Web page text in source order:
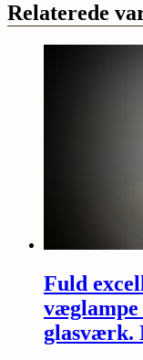
Relaterede
Fuld
væglampe
glasværk.